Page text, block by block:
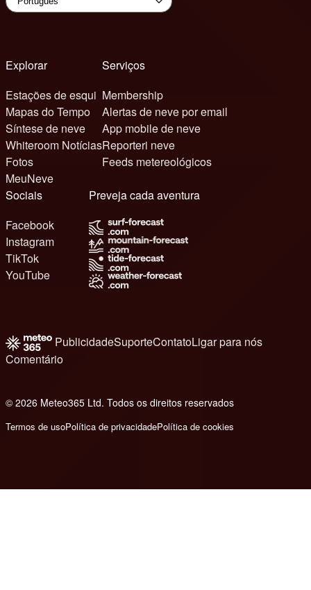
Explorar
Estações de esqui
Mapas do Tempo
Síntese de neve
Whiteroom Notícias
Fotos
MeuNeve
Serviços
Membership
Alertas de neve por email
App mobile de neve
Reporteri neve
Feeds metereológicos
Sociais
Facebook
Instagram
TikTok
YouTube
Preveja cada aventura
PublicidadeSuporteContatoLigar para nós
Comentário
© 2026 Meteo365 Ltd. Todos os direitos reservados
Termos de usoPolítica de privacidadePolítica de cookies